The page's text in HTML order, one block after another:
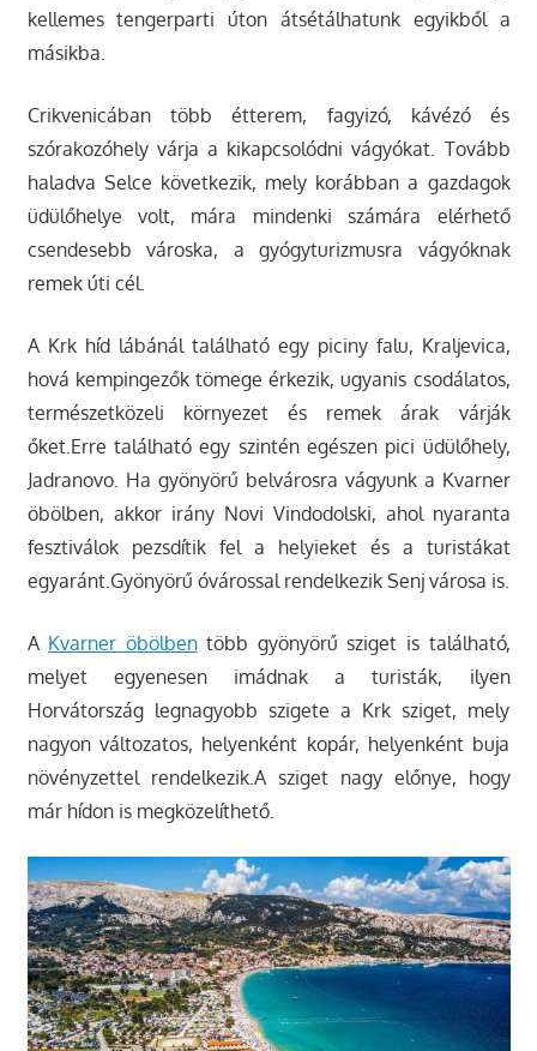
kellemes tengerparti úton átsétálhatunk egyikből a
másikba.
Crikvenicában több étterem, fagyizó, kávézó és
szórakozóhely várja a kikapcsolódni vágyókat. Tovább
haladva Selce következik, mely korábban a gazdagok
üdülőhelye volt, mára mindenki számára elérhető
csendesebb városka, a gyógyturizmusra vágyóknak
remek úti cél.
A Krk híd lábánál található egy piciny falu, Kraljevica,
hová kempingezők tömege érkezik, ugyanis csodálatos,
természetközeli környezet és remek árak várják
őket.Erre található egy szintén egészen pici üdülőhely,
Jadranovo. Ha gyönyörű belvárosra vágyunk a Kvarner
öbölben, akkor irány Novi Vindodolski, ahol nyaranta
fesztiválok pezsdítik fel a helyieket és a turistákat
egyaránt.Gyönyörű óvárossal rendelkezik Senj városa is.
A Kvarner öbölbentöbb gyönyörű sziget is található,
melyet egyenesen imádnak a turisták, ilyen
Horvátország legnagyobb szigete a Krk sziget, mely
nagyon változatos, helyenként kopár, helyenként buja
növényzettel rendelkezik.A sziget nagy előnye, hogy
már hídon is megközelíthető.